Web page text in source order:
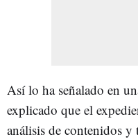
Así lo ha señalado en
explicado que el
análisis de contenidos